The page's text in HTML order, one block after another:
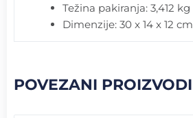
Težina pakiranja: 3,412 kg
Dimenzije: 30 x 14 x 12 cm
POVEZANI PROIZVODI